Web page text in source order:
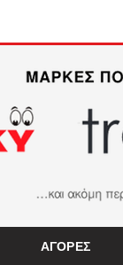
ΑΓΟΡΕΣ